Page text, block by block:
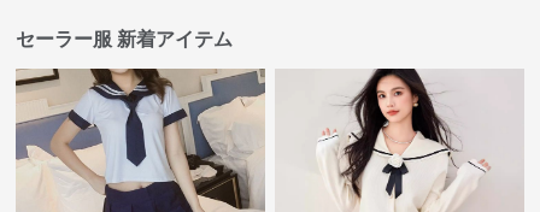
セーラー服 新着アイテム